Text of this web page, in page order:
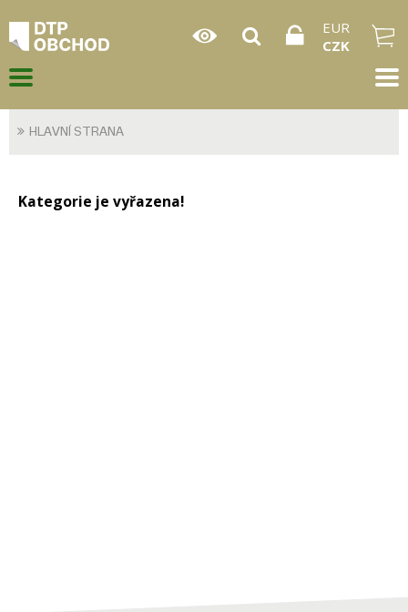
EUR
CZK
HLAVNÍ STRANA
Kategorie je vyřazena!